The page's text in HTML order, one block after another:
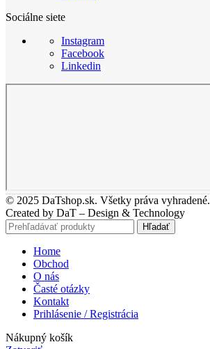
Sociálne siete
Instagram
Facebook
Linkedin
© 2025 DaTshop.sk. Všetky práva vyhradené.
Created by DaT – Design & Technology
Hľadať
Home
Obchod
O nás
Časté otázky
Kontakt
Prihlásenie / Registrácia
Nákupný košík